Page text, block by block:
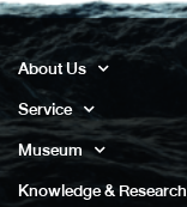
About Us
Service
Museum
Knowledge & Research